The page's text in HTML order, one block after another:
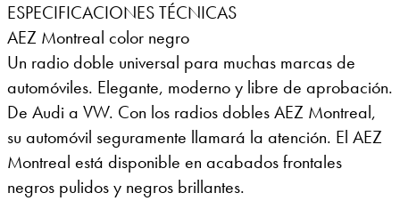
ESPECIFICACIONES TÉCNICAS
AEZ Montreal color negro
Un radio doble universal para muchas marcas de
automóviles. Elegante, moderno y libre de aprobación.
De Audi a VW. Con los radios dobles AEZ Montreal,
su automóvil seguramente llamará la atención. El AEZ
Montreal está disponible en acabados frontales
negros pulidos y negros brillantes.